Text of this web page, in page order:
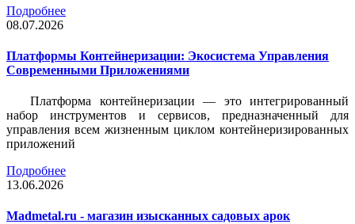
Подробнее
08.07.2026
Платформы Контейнеризации: Экосистема Управления
Современными Приложениями
Платформа контейнеризации — это интегрированный
набор инструментов и сервисов, предназначенный для
управления всем жизненным циклом контейнеризированных
приложений
Подробнее
13.06.2026
Madmetal.ru - магазин изысканных садовых арок